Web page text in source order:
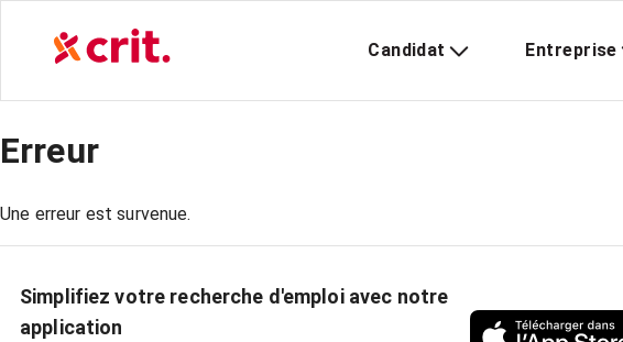
Candidat Entreprise
Erreur
Une erreur est survenue.
Simplifiez votre recherche d'emploi avec notre
application